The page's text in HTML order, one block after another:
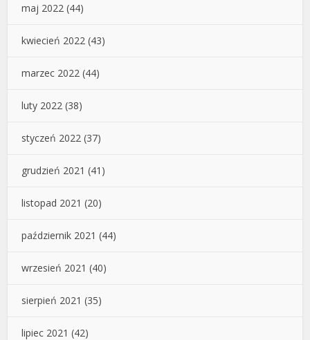
maj 2022 (44)
kwiecień 2022 (43)
marzec 2022 (44)
luty 2022 (38)
styczeń 2022 (37)
grudzień 2021 (41)
listopad 2021 (20)
październik 2021 (44)
wrzesień 2021 (40)
sierpień 2021 (35)
lipiec 2021 (42)